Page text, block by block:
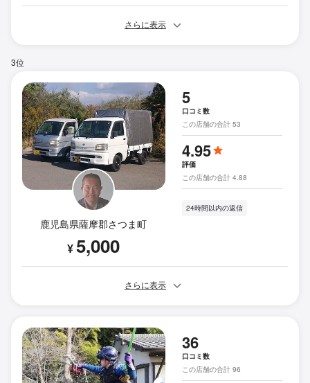
さらに表示
3位
鹿児島県薩摩郡さつま町
¥5,000
5
口コミ数
この店舗の合計 53
4.95
評価
この店舗の合計 4.88
24時間以内の返信
さらに表示
36
口コミ数
この店舗の合計 96